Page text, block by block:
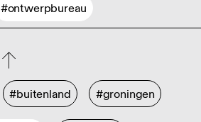
#ontwerpbureau
#buitenland #groningen